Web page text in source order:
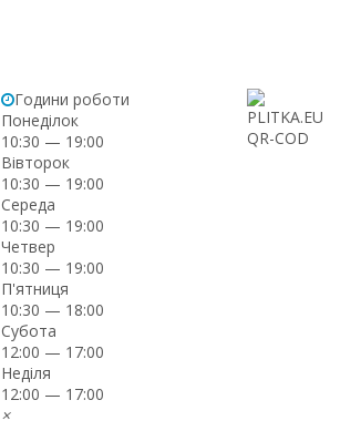
Години роботи
Понеділок
10:30 — 19:00
Вівторок
10:30 — 19:00
Середа
10:30 — 19:00
Четвер
10:30 — 19:00
П'ятниця
10:30 — 18:00
Субота
12:00 — 17:00
Неділя
12:00 — 17:00
×